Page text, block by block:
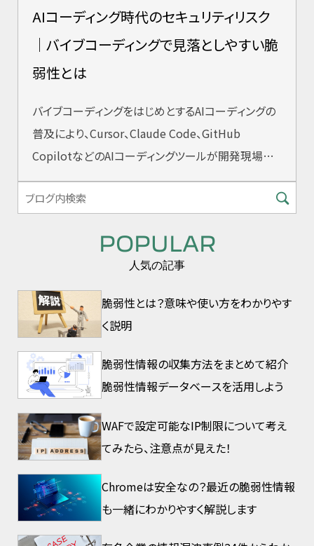
AIコーディング時代のセキュリティリスク
｜バイブコーディングで見落としやすい脆
弱性とは
バイブコーディングをはじめとするAIコーディングの
普及により、Cursor、Claude Code、GitHub
CopilotなどのAIコーディングツールが開発現場に
急速に浸透し
POPULAR
人気の記事
脆弱性とは？意味や使い方をわかりやす
く説明
脆弱性情報の収集方法をまとめて紹介
脆弱性情報データベースを活用しよう
WAFで設定可能なIP制限について考え
てみたら、注意点が見えた！
Chromeは安全なの？最近の脆弱性情報
も一緒にわかりやすく解説します